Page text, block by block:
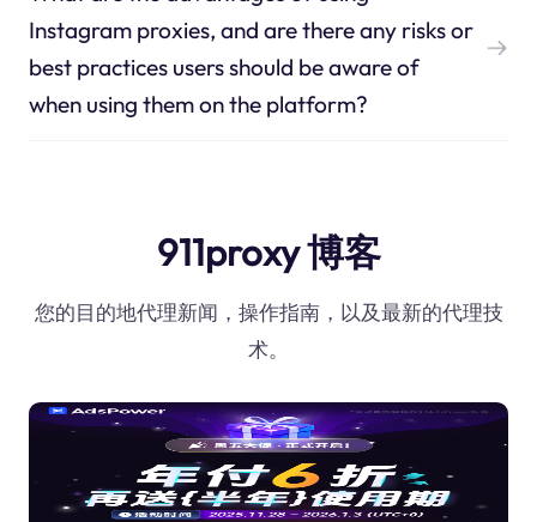
Instagram proxies, and are there any risks or
best practices users should be aware of
when using them on the platform?
911proxy 博客
您的目的地代理新闻，操作指南，以及最新的代理技
术。